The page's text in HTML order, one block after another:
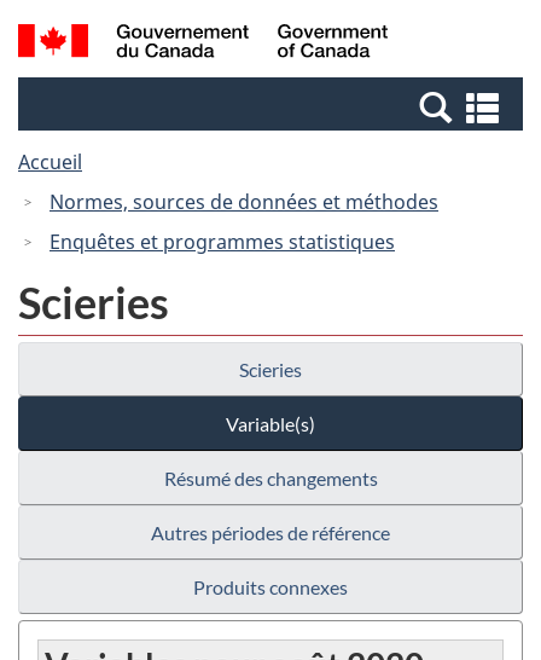
Passer
au
Passer
au
Passer
à
Canada
Recherche
et
et
Accueil
Normes, sources de données et méthodes
Enquêtes et programmes statistiques
Scieries
Scieries
Variable(s)
Résumé des changements
Autres périodes de référence
Produits connexes